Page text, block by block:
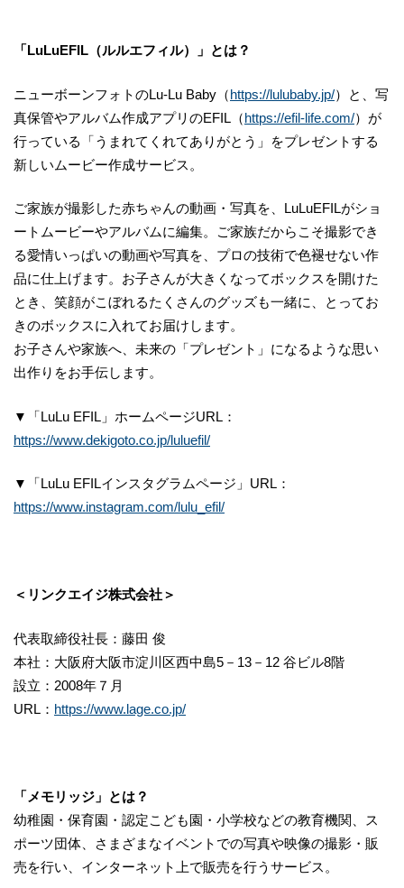
「LuLuEFIL（ルルエフィル）」とは？
ニューボーンフォトのLu-Lu Baby（https://lulubaby.jp/）と、写
真保管やアルバム作成アプリのEFIL（https://efil-life.com/）が
行っている「うまれてくれてありがとう」をプレゼントする
新しいムービー作成サービス。
ご家族が撮影した赤ちゃんの動画・写真を、LuLuEFILがショ
ートムービーやアルバムに編集。ご家族だからこそ撮影でき
る愛情いっぱいの動画や写真を、プロの技術で色褪せない作
品に仕上げます。お子さんが大きくなってボックスを開けた
とき、笑顔がこぼれるたくさんのグッズも一緒に、とってお
きのボックスに入れてお届けします。
お子さんや家族へ、未来の「プレゼント」になるような思い
出作りをお手伝します。
▼「LuLu EFIL」ホームページURL：
https://www.dekigoto.co.jp/luluefil/
▼「LuLu EFILインスタグラムページ」URL：
https://www.instagram.com/lulu_efil/
＜リンクエイジ株式会社＞
代表取締役社長：藤田 俊
本社：大阪府大阪市淀川区西中島5－13－12 谷ビル8階
設立：2008年７月
URL： https://www.lage.co.jp/
「メモリッジ」とは？
幼稚園・保育園・認定こども園・小学校などの教育機関、ス
ポーツ団体、さまざまなイベントでの写真や映像の撮影・販
売を行い、インターネット上で販売を行うサービス。